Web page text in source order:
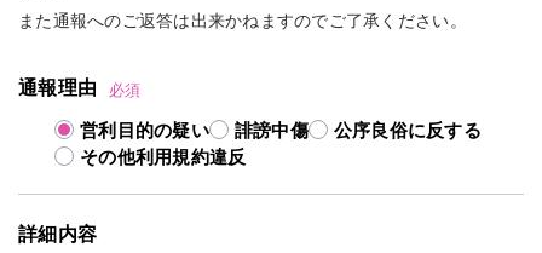
また通報へのご返答は出来かねますのでご了承ください。
通報理由 必須
営利目的の疑い 誹謗中傷
公序良俗に反する
その他利用規約違反
詳細内容